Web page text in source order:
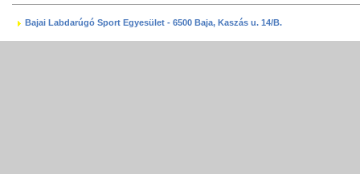
Bajai Labdarúgó Sport Egyesület - 6500 Baja, Kaszás u. 14/B.